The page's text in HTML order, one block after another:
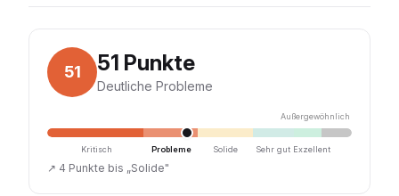
51 51 Punkte
Deutliche Probleme
Außergewöhnlich
Kritisch Probleme Solide Sehr gut Exzellent
↗ 4 Punkte bis „Solide"